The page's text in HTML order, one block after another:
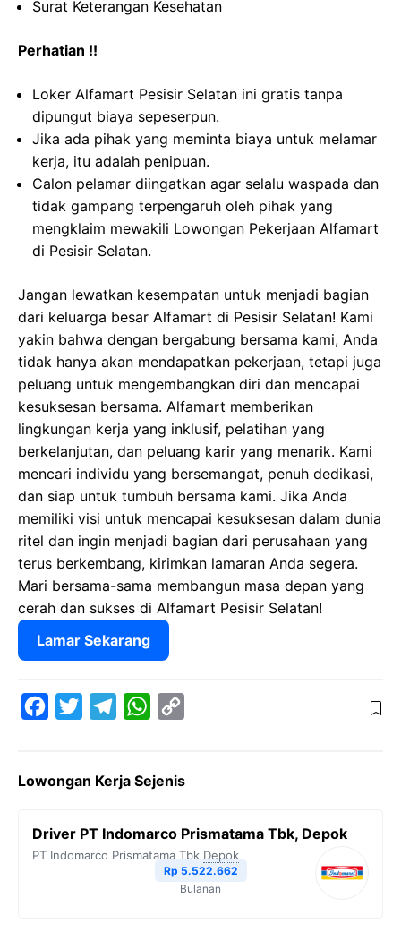
Surat Keterangan Kesehatan
Perhatian !!
Loker Alfamart Pesisir Selatan ini gratis tanpa
dipungut biaya sepeserpun.
Jika ada pihak yang meminta biaya untuk melamar
kerja, itu adalah penipuan.
Calon pelamar diingatkan agar selalu waspada dan
tidak gampang terpengaruh oleh pihak yang
mengklaim mewakili Lowongan Pekerjaan Alfamart
di Pesisir Selatan.
Jangan lewatkan kesempatan untuk menjadi bagian
dari keluarga besar Alfamart di Pesisir Selatan! Kami
yakin bahwa dengan bergabung bersama kami, Anda
tidak hanya akan mendapatkan pekerjaan, tetapi juga
peluang untuk mengembangkan diri dan mencapai
kesuksesan bersama. Alfamart memberikan
lingkungan kerja yang inklusif, pelatihan yang
berkelanjutan, dan peluang karir yang menarik. Kami
mencari individu yang bersemangat, penuh dedikasi,
dan siap untuk tumbuh bersama kami. Jika Anda
memiliki visi untuk mencapai kesuksesan dalam dunia
ritel dan ingin menjadi bagian dari perusahaan yang
terus berkembang, kirimkan lamaran Anda segera.
Mari bersama-sama membangun masa depan yang
cerah dan sukses di Alfamart Pesisir Selatan!
Lamar Sekarang
e
o
t
e
e
r
W
t
A
y
i
n
k
Lowongan Kerja Sejenis
Driver PT Indomarco Prismatama Tbk, Depok
PT Indomarco Prismatama Tbk Depok
Rp 5.522.662
Bulanan